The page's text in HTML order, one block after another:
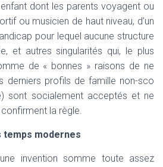
enfant dont les parents voyagent ou
ou musicien de haut niveau, d’un
pour lequel aucune structure
et autres singularités qui, le plus
de « bonnes » raisons de ne
derniers profils de famille non-sco
sont socialement acceptés et ne
la règle.
temps modernes
invention somme toute assez